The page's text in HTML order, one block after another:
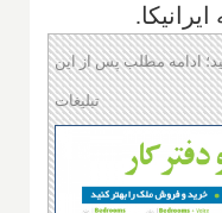
ادامه مطلب پس از این
تبلیغات